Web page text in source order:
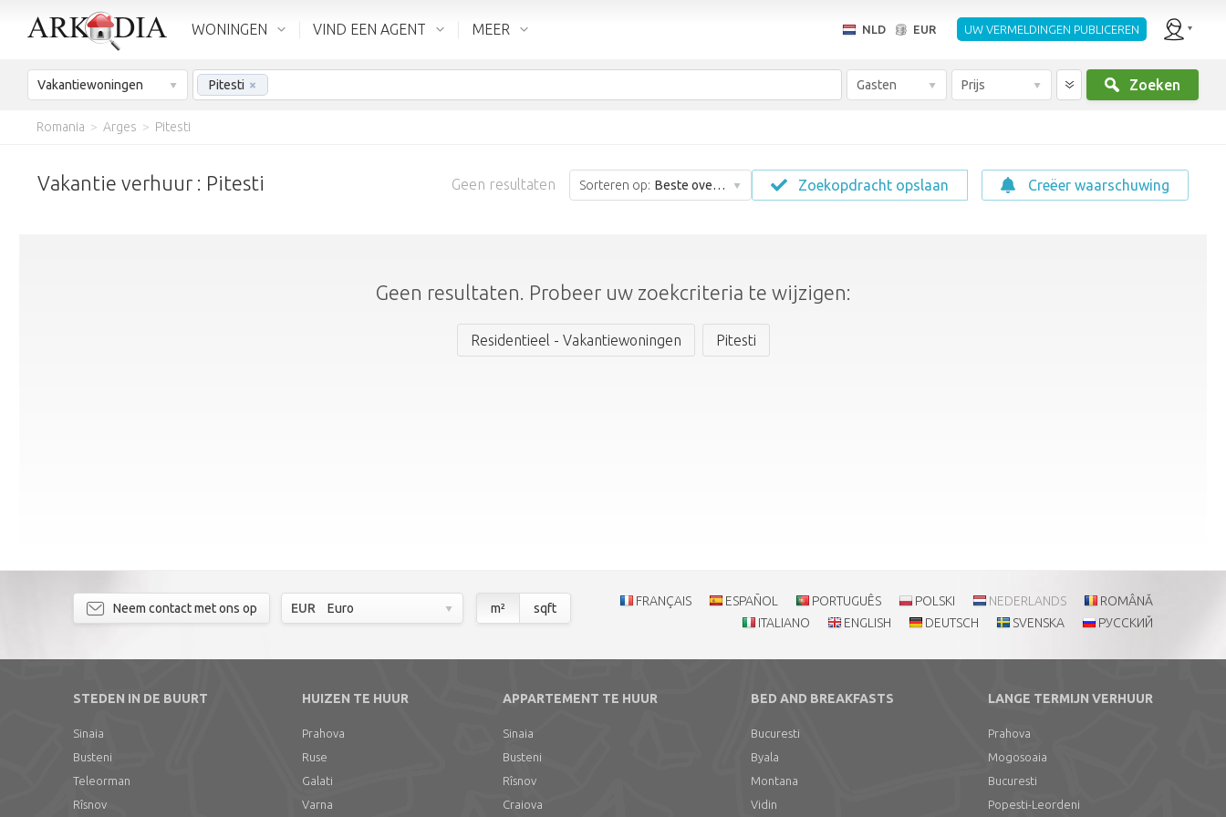
WONINGEN VIND EEN AGENT MEER NLD EUR UW VERMELDINGEN PUBLICEREN
Vakantiewoningen Pitesti × Gasten Prijs Zoeken
Romania > Arges > Pitesti
Vakantie verhuur : Pitesti Geen resultaten Sorteren op: Beste overeenkomst Zoekopdracht opslaan Creëer waarschuwing
Geen resultaten. Probeer uw zoekcriteria te wijzigen:
Residentieel - Vakantiewoningen Pitesti
Neem contact met ons op EUR Euro m² sqft FRANÇAIS ESPAÑOL PORTUGUÊS POLSKI NEDERLANDS
ROMÂNĂ
ITALIANO
ENGLISH DEUTSCH SVENSKA РУССКИЙ
STEDEN IN DE BUURT
Sinaia
Busteni
Teleorman
Rîsnov
HUIZEN TE HUUR
Prahova
Ruse
Galati
Varna
APPARTEMENT TE HUUR
Sinaia
Busteni
Rîsnov
Craiova
BED AND BREAKFASTS
Bucuresti
Byala
Montana
Vidin
LANGE TERMIJN VERHUUR
Prahova
Mogosoaia
Bucuresti
Popesti-Leordeni